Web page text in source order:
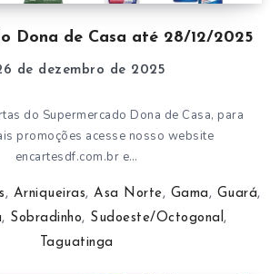
Dona de Casa até 28/12/2025
de dezembro de 2025
do Supermercado Dona de Casa, para
promoções acesse nosso website
encartesdf.com.br e…
, Arniqueiras,Asa Norte, Gama , Guará,
, Sobradinho, Sudoeste/Octogonal ,
Taguatinga